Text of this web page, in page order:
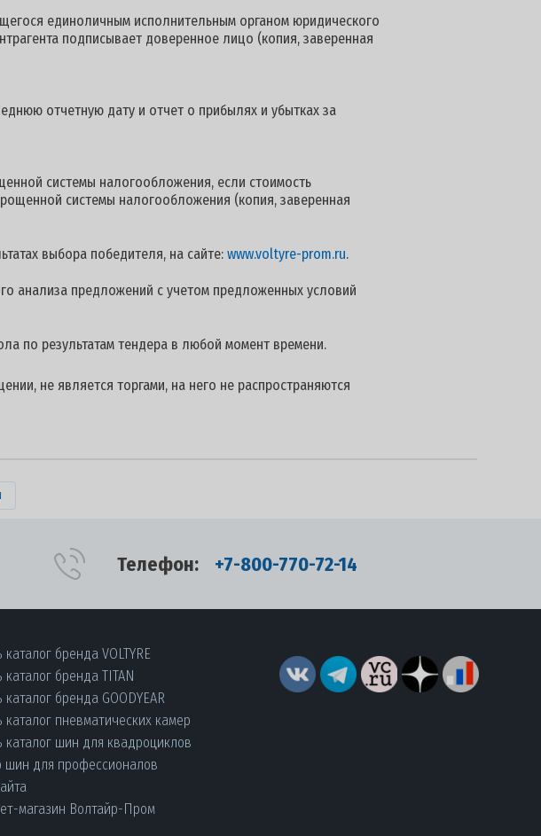
единоличным исполнительным органом юридического
подписывает доверенное лицо (копия, заверенная
отчетную дату и отчет о прибылях и убытках за
системы налогообложения, если стоимость
системы налогообложения (копия, заверенная
выбора победителя, на сайте: www.voltyre-prom.ru.
анализа предложений с учетом предложенных условий
по результатам тендера в любой момент времени.
не является торгами, на него не распространяются
Телефон: +7-800-770-72-14
каталог бренда VOLTYRE
каталог бренда TITAN
каталог бренда GOODYEAR
каталог пневматических камер
каталог шин для квадроциклов
шин для профессионалов
магазин Волтайр-Пром